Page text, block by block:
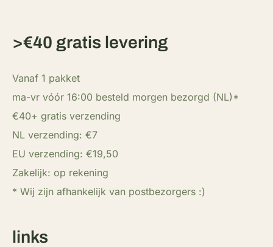
>€40 gratis levering
Vanaf 1 pakket
ma-vr vóór 16:00 besteld morgen bezorgd (NL)*
€40+ gratis verzending
NL verzending: €7
EU verzending: €19,50
Zakelijk: op rekening
* Wij zijn afhankelijk van postbezorgers :)
links